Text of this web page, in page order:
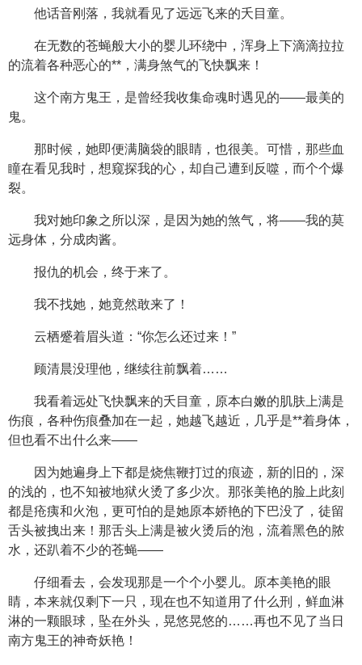
他话音刚落，我就看见了远远飞来的夭目童。
在无数的苍蝇般大小的婴儿环绕中，浑身上下滴滴拉拉
的流着各种恶心的**，满身煞气的飞快飘来！
这个南方鬼王，是曾经我收集命魂时遇见的——最美的
鬼。
那时候，她即便满脑袋的眼睛，也很美。可惜，那些血
瞳在看见我时，想窥探我的心，却自己遭到反噬，而个个爆
裂。
我对她印象之所以深，是因为她的煞气，将——我的莫
远身体，分成肉酱。
报仇的机会，终于来了。
我不找她，她竟然敢来了！
云栖蹙着眉头道：“你怎么还过来！”
顾清晨没理他，继续往前飘着……
我看着远处飞快飘来的夭目童，原本白嫩的肌肤上满是
伤痕，各种伤痕叠加在一起，她越飞越近，几乎是**着身体，
但也看不出什么来——
因为她遍身上下都是烧焦鞭打过的痕迹，新的旧的，深
的浅的，也不知被地狱火烫了多少次。那张美艳的脸上此刻
都是疮痍和火泡，更可怕的是她原本娇艳的下巴没了，徒留
舌头被拽出来！那舌头上满是被火烫后的泡，流着黑色的脓
水，还趴着不少的苍蝇——
仔细看去，会发现那是一个个小婴儿。原本美艳的眼
睛，本来就仅剩下一只，现在也不知道用了什么刑，鲜血淋
淋的一颗眼球，坠在外头，晃悠晃悠的……再也不见了当日
南方鬼王的神奇妖艳！